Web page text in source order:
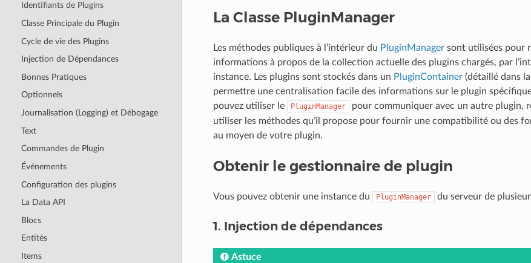
Identifiants de Plugins
Classe Principale du Plugin
Cycle de vie des Plugins
Injection de Dépendances
Bonnes Pratiques
Optionnels
Journalisation (Logging) et Débogage
Text
Commandes de Plugin
Événements
Configuration des plugins
La Data API
Blocs
Entités
Items
La Classe PluginManager
Les méthodes publiques à l’intérieur du PluginManagersont utilisées pour
informations à propos de la collection actuelle des plugins chargés, par
instance. Les plugins sont stockés dans un PluginContainer(détaillé dans
permettre une centralisation facile des informations sur le plugin
pouvez utiliser le
PluginManager
pour communiquer avec un autre plugin,
utiliser les méthodes qu’il propose pour fournir une compatibilité ou des
au moyen de votre plugin.
Obtenir le gestionnaire de plugin
Vous pouvez obtenir une instance du PluginManager du serveur de
1. Injection de dépendances
Astuce